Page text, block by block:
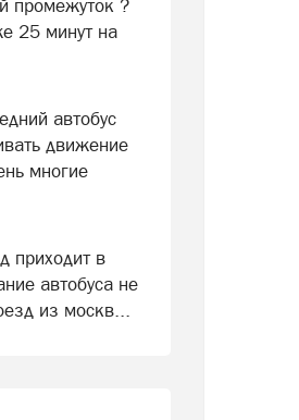
промежуток ?
25 минут на
автобус
движение
многие
приходит в
автобуса не
из москв...